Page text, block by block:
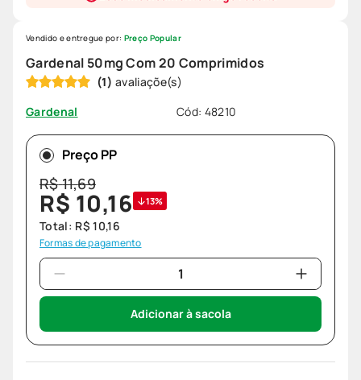
Gardenal 50mg Com 20 Comprimidos
(1)
Gardenal
Cód: 48210
Vendido e entregue por: Preço Popular
Preço PP
R$11,69
R$ 10,16 13%
Total: R$ 10,16
Formas de pagamento
Adicionar à sacola